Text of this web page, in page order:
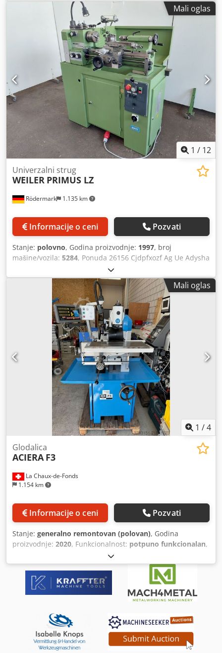
modelima • Radno polje (obradak): cca 200 x 350 mm •
Područje kopir šablona: cca 320 x 450 mm •
Uvećanje/smanjenje: 1:1,5 do 1:10 • Godina proizvodnje:
nepoznata • Motor vretena: cca 250W • Brzina vretena: Više
stepena, varijabilna • Stanje: Polovno, provereno, potpuno
Mali oglas
1 / 12
Rödermark 1.135 km
Univerzalni strug
WEILER PRIMUS LZ
Informacije o ceni Pozvati
Stanje: polovno, Godina proizvodnje: 1997, broj
mašine/vozila: 5284, Ponuda 26156 Cjdpfxozf Ag Ue Adysha
Tehnički podaci: - Visina osovine: 120 mm - Rastojanje
između vrhova: 450 mm - Najveći prečnik obrtanja preko
ležišta: 250 mm - Provrt vretena: 23 mm - Prihvat vretena
sa navojnim čepom prema DIN 55027 - Konus prihvata
pinole konjića: MK 2 - 20 brzina vretena: 60 - 3000 o/min -
Pomaci – uzdužno: 0,03 - 3,0 mm – poprečno: 0,015 - 0,150
mm - Navojni koraci: 0,25 - 5 mm - Pogon: 400 V / 1,1 / 1,5
kW - Potreban prostor (približno): Š 1200 x V 1250 x D 650
mm - Težina (približno): 700 kg - Sa: - 3-čeljusna stezna
glava, - Multifix brzi držač alata sa 3 umetka, - Prateće
vrhove, - Set steznih čaura
Mali oglas
1 /4
La Chaux-de-Fonds
1.154 km
Glodalica
ACIERA F3
Informacije o ceni Pozvati
Stanje: generalno remontovan (polovan), Godina
proizvodnje: 2020, Funkcionalnost: potpuno funkcionalan,
Frezerska mašina Aciera F3, nedavno remontovana, sa
novim upravljačem i škripcima Chodpey Ivd Uofx Adysa